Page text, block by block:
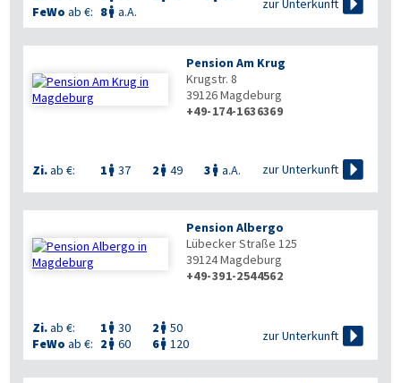
FeWo ab €: 8 a.A.
zur Unterkunft
Pension Am Krug
Krugstr. 8
39126Magdeburg
+49-174-1636369
Zi.ab €: 1  37 2  49 3  a.A. zur Unterkunft 
Pension Albergo
Lübecker Straße 125
39124Magdeburg
+49-391-2544562
Zi.ab €: 1  30 2  50
FeWo ab €: 2  60 6 120
zur Unterkunft 